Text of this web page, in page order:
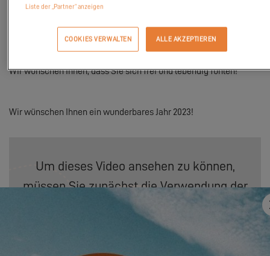
Sich mit Segelbegeisterten auszutauschen,
Neue Erinnerungen zu kreieren,
Und den Moment zu genießen.
Wir wünschen Ihnen, dass Sie sich frei und lebendig fühlen!
Wir wünschen Ihnen ein wunderbares Jahr 2023!
Um dieses Video ansehen zu können,
müssen Sie zunächst die Verwendung der
Funktionelle Cookies akzeptieren.
Liste der „Partner“ anzeigen
COOKIES VERWALTEN ALLE AKZEPTIEREN